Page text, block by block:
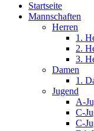
Startseite
Mannschaften
Herren
1.
2.
3.
Damen
1.
Jugend
A-
C-
C-